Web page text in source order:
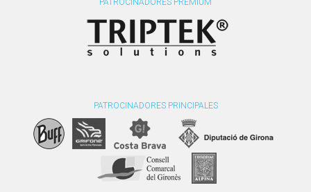
PATROCINADORES PREMIUM
PATROCINADORES PRINCIPALES